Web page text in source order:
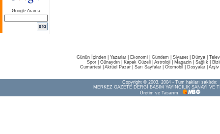
Google Arama
Günün İçinden Yazarlar Ekonomi Gündem Siyaset Dünya |
Spor
Günaydın Kapak Güzeli Astroloji Magazin Sağlık
Cumartesi| Aktüel Pazar| Sarı Sayfalar| Otomobil Dosyalar| Arşiv
Copyright © 2003, 2004 - Tüm hakları saklıdır.
MERKEZ GAZETE DERGİ BASIM YAYINCILIK SANAYİ VE
Üretim ve Tasarım